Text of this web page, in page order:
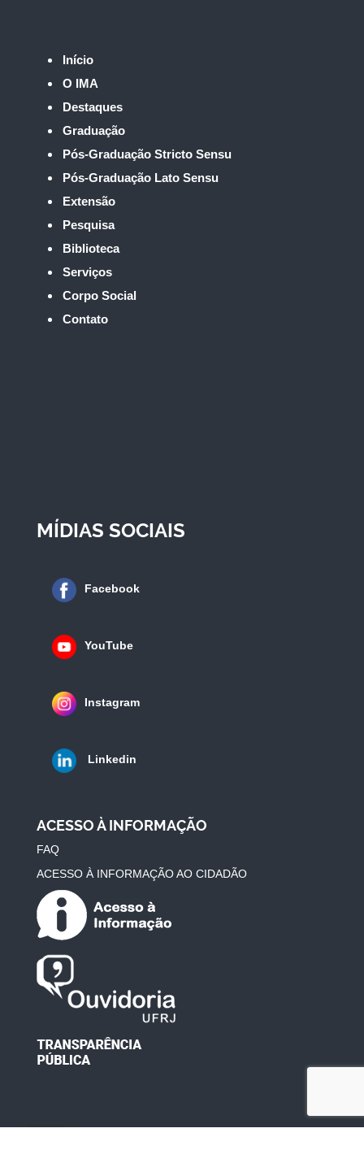
Início
O IMA
Destaques
Graduação
Pós-Graduação Stricto Sensu
Pós-Graduação Lato Sensu
Extensão
Pesquisa
Biblioteca
Serviços
Corpo Social
Contato
MÍDIAS SOCIAIS
Facebook
YouTube
Instagram
Linkedin
ACESSO À INFORMAÇÃO
FAQ
ACESSO À INFORMAÇÃO AO CIDADÃO